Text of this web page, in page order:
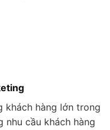
khách hàng lớn trong
nhu cầu khách hàng